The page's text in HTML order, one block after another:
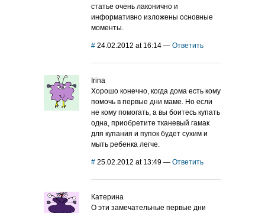
статье очень лаконично и
информативно изложены основные
моменты.
# 24.02.2012 at 16:14 — Ответить
Irina
Хорошо конечно, когда дома есть кому
помочь в первые дни маме. Но если
не кому помогать, а вы боитесь купать
одна, приобретите тканевый гамак
для купания и пупок будет сухим и
мыть ребенка легче.
# 25.02.2012 at 13:49 — Ответить
Катерина
О эти замечательные первые дни